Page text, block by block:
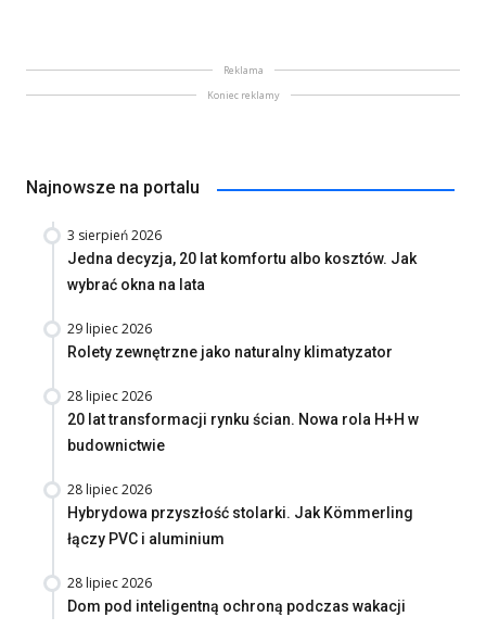
Reklama
Koniec reklamy
Najnowsze na portalu
3 sierpień 2026
Jedna decyzja, 20 lat komfortu albo kosztów. Jak
wybrać okna na lata
29 lipiec 2026
Rolety zewnętrzne jako naturalny klimatyzator
28 lipiec 2026
20 lat transformacji rynku ścian. Nowa rola H+H w
budownictwie
28 lipiec 2026
Hybrydowa przyszłość stolarki. Jak Kömmerling
łączy PVC i aluminium
28 lipiec 2026
Dom pod inteligentną ochroną podczas wakacji